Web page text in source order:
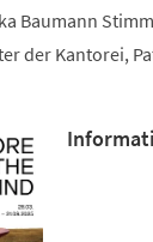
Baumann
der Kantorei,